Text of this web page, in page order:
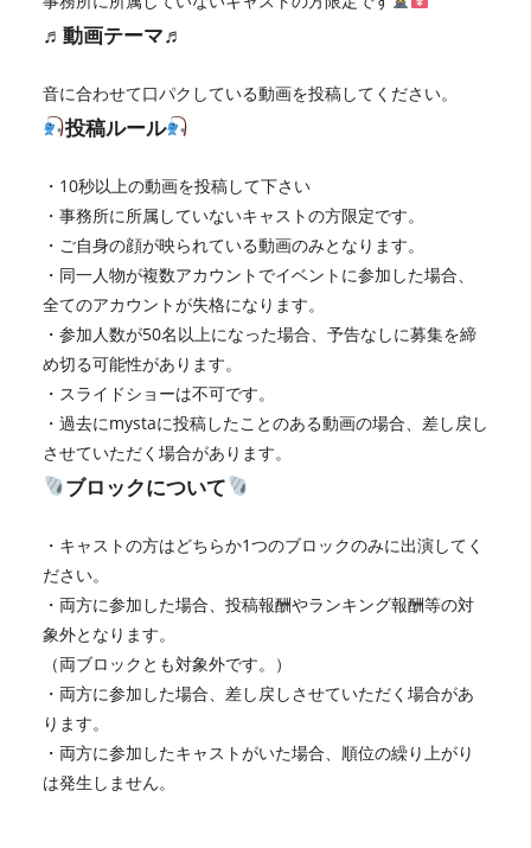
♬動画テーマ♬
音に合わせて口パクしている動画を投稿してください。
投稿ルール
・10秒以上の動画を投稿して下さい
・事務所に所属していないキャストの方限定です。
・ご自身の顔が映られている動画のみとなります。
・同一人物が複数アカウントでイベントに参加した場合、
全てのアカウントが失格になります。
・参加人数が50名以上になった場合、予告なしに募集を締
め切る可能性があります。
・スライドショーは不可です。
・過去にmystaに投稿したことのある動画の場合、差し戻し
させていただく場合があります。
ブロックについて
・キャストの方はどちらか1つのブロックのみに出演してく
ださい。
・両方に参加した場合、投稿報酬やランキング報酬等の対
象外となります。
（両ブロックとも対象外です。）
・両方に参加した場合、差し戻しさせていただく場合があ
ります。
・両方に参加したキャストがいた場合、順位の繰り上がり
は発生しません。